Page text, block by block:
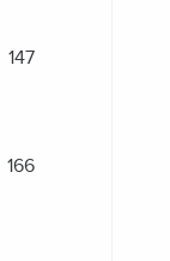
147
166